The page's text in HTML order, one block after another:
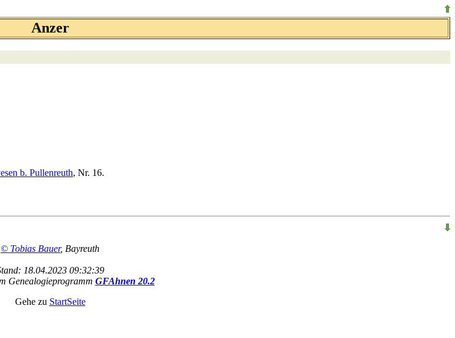
Anzer
b. Pullenreuth, Nr. 16.
© Tobias Bauer, Bayreuth
18.04.2023 09:32:39
Genealogieprogramm GFAhnen 20.2
Gehe zu StartSeite